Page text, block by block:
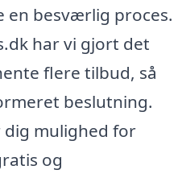
en besværlig proces.
har vi gjort det
flere tilbud, så
beslutning.
mulighed for
og